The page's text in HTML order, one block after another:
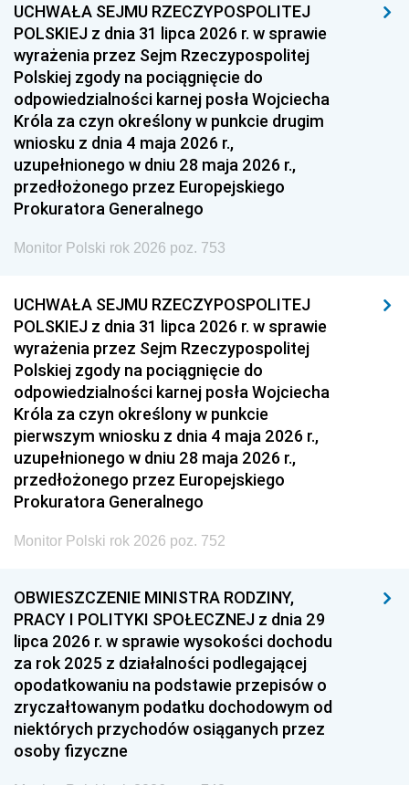
UCHWAŁA SEJMU RZECZYPOSPOLITEJ
POLSKIEJ z dnia 31 lipca 2026 r. w sprawie
wyrażenia przez Sejm Rzeczypospolitej
Polskiej zgody na pociągnięcie do
odpowiedzialności karnej posła Wojciecha
Króla za czyn określony w punkcie drugim
wniosku z dnia 4 maja 2026 r.,
uzupełnionego w dniu 28 maja 2026 r.,
przedłożonego przez Europejskiego
Prokuratora Generalnego
Monitor Polski rok 2026 poz. 753
UCHWAŁA SEJMU RZECZYPOSPOLITEJ
POLSKIEJ z dnia 31 lipca 2026 r. w sprawie
wyrażenia przez Sejm Rzeczypospolitej
Polskiej zgody na pociągnięcie do
odpowiedzialności karnej posła Wojciecha
Króla za czyn określony w punkcie
pierwszym wniosku z dnia 4 maja 2026 r.,
uzupełnionego w dniu 28 maja 2026 r.,
przedłożonego przez Europejskiego
Prokuratora Generalnego
Monitor Polski rok 2026 poz. 752
OBWIESZCZENIE MINISTRA RODZINY,
PRACY I POLITYKI SPOŁECZNEJ z dnia 29
lipca 2026 r. w sprawie wysokości dochodu
za rok 2025 z działalności podlegającej
opodatkowaniu na podstawie przepisów o
zryczałtowanym podatku dochodowym od
niektórych przychodów osiąganych przez
osoby fizyczne